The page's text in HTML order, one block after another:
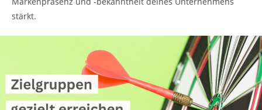
stärkt.